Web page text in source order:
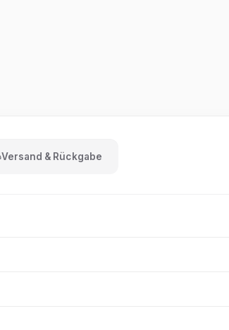
Versand & Rückgabe